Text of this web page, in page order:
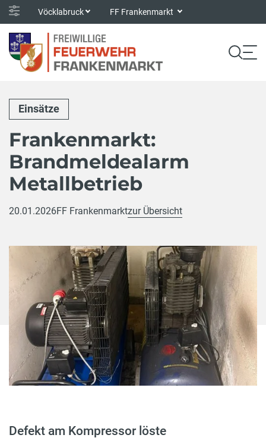
Vöcklabruck FF Frankenmarkt
Einsätze
Frankenmarkt:
Brandmeldealarm
Metallbetrieb
20.01.2026FF Frankenmarktzur Übersicht
Defekt am Kompressor löste